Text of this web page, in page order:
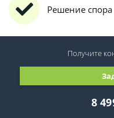
Решение спора
8
Получите